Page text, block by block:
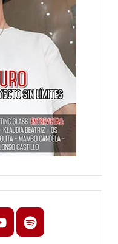
spotify